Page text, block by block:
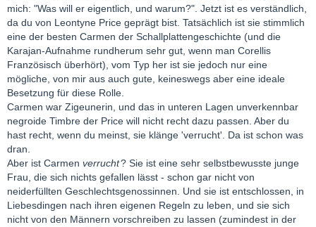
mich: "Was will er eigentlich, und warum?". Jetzt ist es verständlich,
da du von Leontyne Price geprägt bist. Tatsächlich ist sie stimmlich
eine der besten Carmen der Schallplattengeschichte (und die
Karajan-Aufnahme rundherum sehr gut, wenn man Corellis
Französisch überhört), vom Typ her ist sie jedoch nur eine
mögliche, von mir aus auch gute, keineswegs aber eine ideale
Besetzung für diese Rolle.
Carmen war Zigeunerin, und das in unteren Lagen unverkennbar
negroide Timbre der Price will nicht recht dazu passen. Aber du
hast recht, wenn du meinst, sie klänge 'verrucht'. Da ist schon was
dran.
Aber ist Carmen verrucht? Sie ist eine sehr selbstbewusste junge
Frau, die sich nichts gefallen lässt - schon gar nicht von
neiderfüllten Geschlechtsgenossinnen. Und sie ist entschlossen, in
Liebesdingen nach ihren eigenen Regeln zu leben, und sie sich
nicht von den Männern vorschreiben zu lassen (zumindest in der